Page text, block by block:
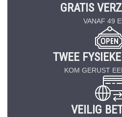
GRATIS
VANAF 49
TWEE
KOM GERUST
VEILIG